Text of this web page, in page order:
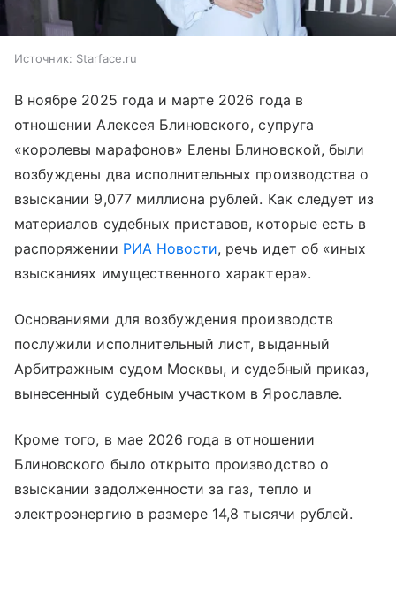
Источник: Starface.ru
В ноябре 2025 года и марте 2026 года в
отношении Алексея Блиновского, супруга
«королевы марафонов» Елены Блиновской, были
возбуждены два исполнительных производства о
взыскании 9,077 миллиона рублей. Как следует из
материалов судебных приставов, которые есть в
распоряжении РИА Новости, речь идет об «иных
взысканиях имущественного характера».
Основаниями для возбуждения производств
послужили исполнительный лист, выданный
Арбитражным судом Москвы, и судебный приказ,
вынесенный судебным участком в Ярославле.
Кроме того, в мае 2026 года в отношении
Блиновского было открыто производство о
взыскании задолженности за газ, тепло и
электроэнергию в размере 14,8 тысячи рублей.